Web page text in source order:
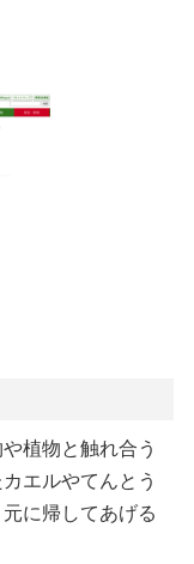
植物と触れ合う
エルやてんとう
に帰してあげる